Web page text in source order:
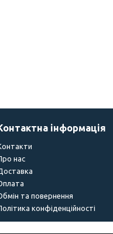
інформація
нас
та повернення
конфіденційності